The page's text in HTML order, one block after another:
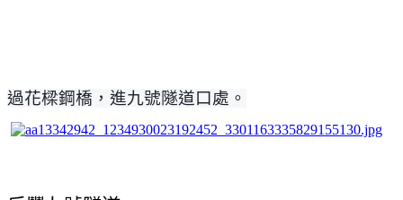
過花樑鋼橋，進九號隧道口處。